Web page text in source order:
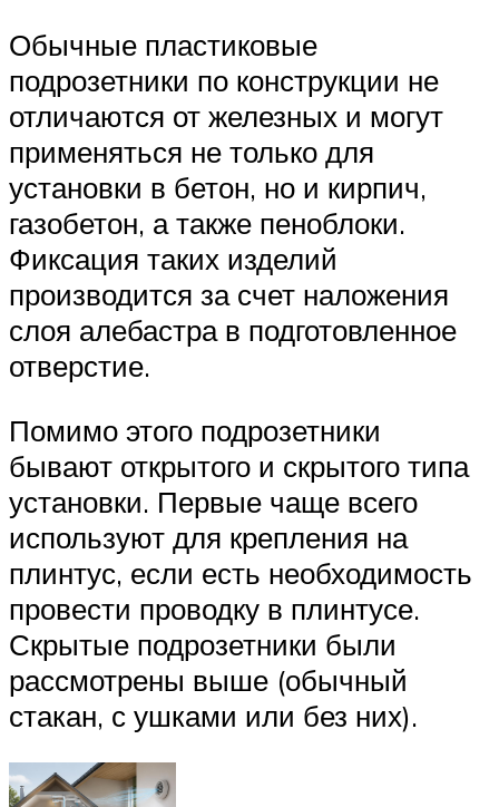
Обычные пластиковые
подрозетники по конструкции не
отличаются от железных и могут
применяться не только для
установки в бетон, но и кирпич,
газобетон, а также пеноблоки.
Фиксация таких изделий
производится за счет наложения
слоя алебастра в подготовленное
отверстие.
Помимо этого подрозетники
бывают открытого и скрытого типа
установки. Первые чаще всего
используют для крепления на
плинтус, если есть необходимость
провести проводку в плинтусе.
Скрытые подрозетники были
рассмотрены выше (обычный
стакан, с ушками или без них).